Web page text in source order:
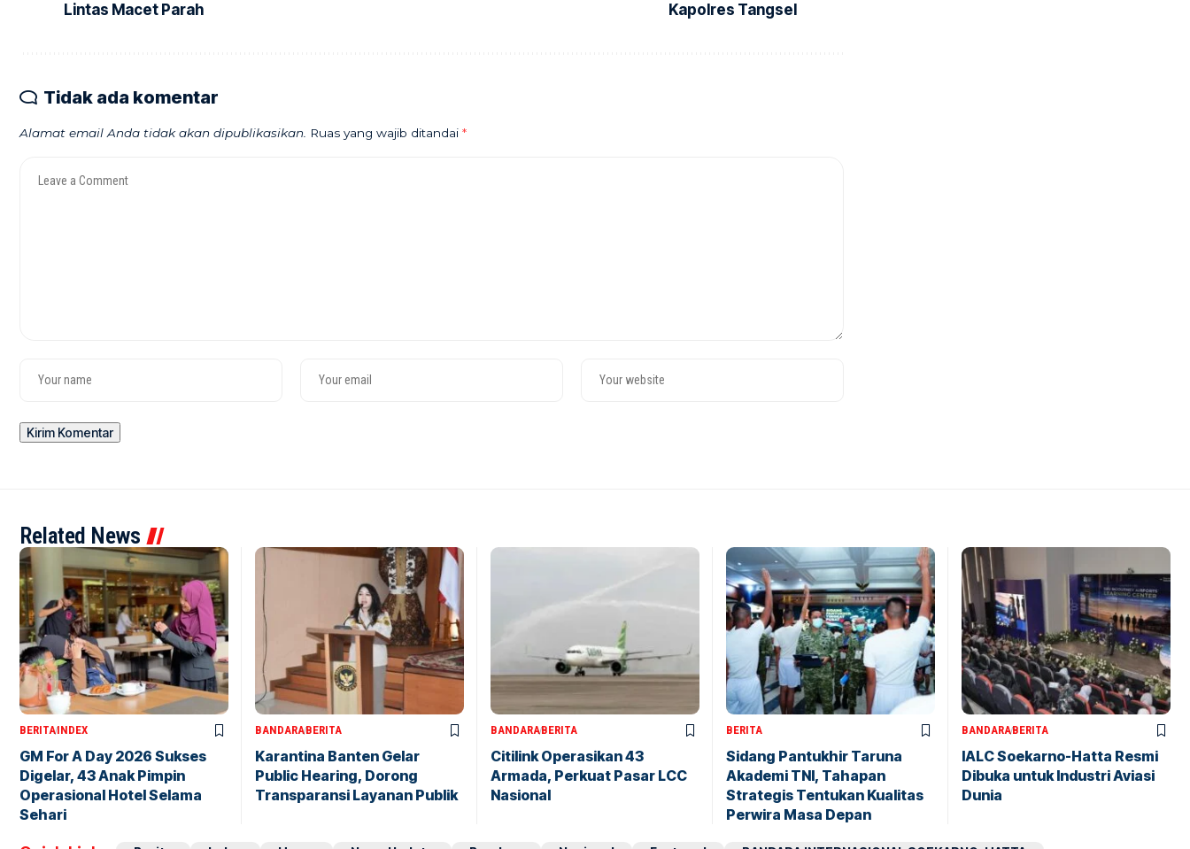
Lintas Macet Parah
Kapolres Tangsel
Tidak ada komentar
Alamat email Anda tidak akan dipublikasikan. Ruas yang wajib ditandai *
Related News
BERITAINDEX
GM For A Day 2026 Sukses
Digelar, 43 Anak Pimpin
Operasional Hotel Selama
Sehari
BANDARABERITA
Karantina Banten Gelar
Public Hearing, Dorong
Transparansi Layanan Publik
BANDARABERITA
Citilink Operasikan 43
Armada, Perkuat Pasar LCC
Nasional
BERITA
Sidang Pantukhir Taruna
Akademi TNI, Tahapan
Strategis Tentukan Kualitas
Perwira Masa Depan
BANDARABERITA
IALC Soekarno-Hatta Resmi
Dibuka untuk Industri Aviasi
Dunia